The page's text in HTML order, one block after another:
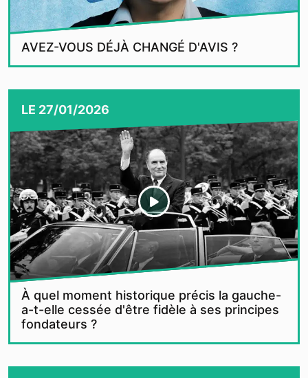
AVEZ-VOUS DÉJÀ CHANGÉ D'AVIS ?
LE 27/01/2026
À quel moment historique précis la gauche-
a-t-elle cessée d'être fidèle à ses principes
fondateurs ?